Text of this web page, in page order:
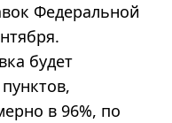
Федеральной
будет
в 96%, по